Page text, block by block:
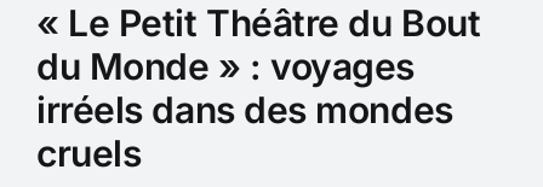
« Le Petit Théâtre du Bout
du Monde » : voyages
irréels dans des mondes
cruels